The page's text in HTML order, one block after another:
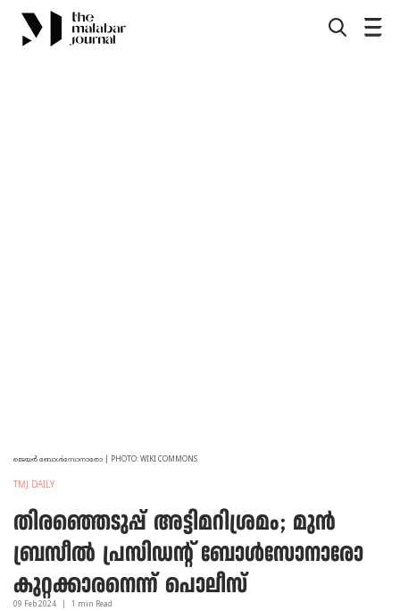
ജെയര്‍ ബോള്‍സോനാരോ | PHOTO: WIKI COMMONS
TMJ DAILY
തിരഞ്ഞെടുപ്പ് അട്ടിമറിശ്രമം; മുന്‍
ബ്രസീല്‍ പ്രസിഡന്റ് ബോള്‍സോനാരോ
കുറ്റക്കാരനെന്ന് പൊലീസ്
09 Feb 2024 1 min Read